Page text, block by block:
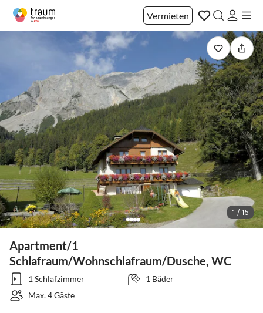
Vermieten
1 / 15
Apartment/1
Schlafraum/Wohnschlafraum/Dusche, WC
1 Schlafzimmer
1 Bäder
Max. 4 Gäste